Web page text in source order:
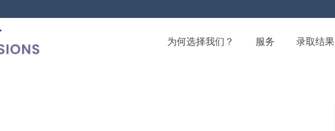
为何选择我们？ 服务 录取结果